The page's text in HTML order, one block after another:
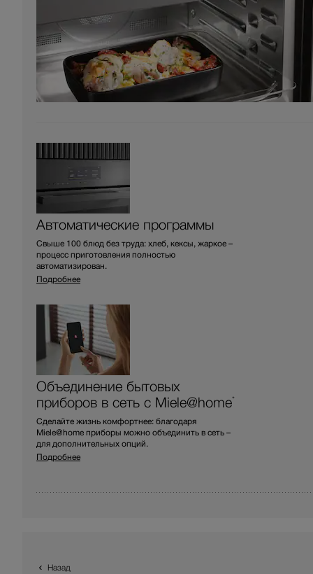
Автоматические программы
Свыше 100 блюд без труда: хлеб, кексы, жаркое –
процесс приготовления полностью
автоматизирован.
Подробнее
Объединение бытовых
приборов в сеть с Miele@home*
Сделайте жизнь комфортнее: благодаря
Miele@home приборы можно объединить в сеть –
для дополнительных опций.
Подробнее
Назад